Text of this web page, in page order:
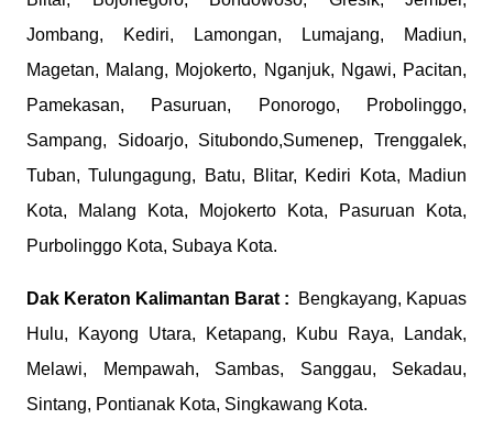
Jombang, Kediri, Lamongan, Lumajang, Madiun,
Magetan, Malang, Mojokerto, Nganjuk, Ngawi, Pacitan,
Pamekasan, Pasuruan, Ponorogo, Probolinggo,
Sampang, Sidoarjo, Situbondo,Sumenep, Trenggalek,
Tuban, Tulungagung, Batu, Blitar, Kediri Kota, Madiun
Kota, Malang Kota, Mojokerto Kota, Pasuruan Kota,
Purbolinggo Kota, Subaya Kota.
Dak Keraton Kalimantan Barat : Bengkayang, Kapuas
Hulu, Kayong Utara, Ketapang, Kubu Raya, Landak,
Melawi, Mempawah, Sambas, Sanggau, Sekadau,
Sintang, Pontianak Kota, Singkawang Kota.